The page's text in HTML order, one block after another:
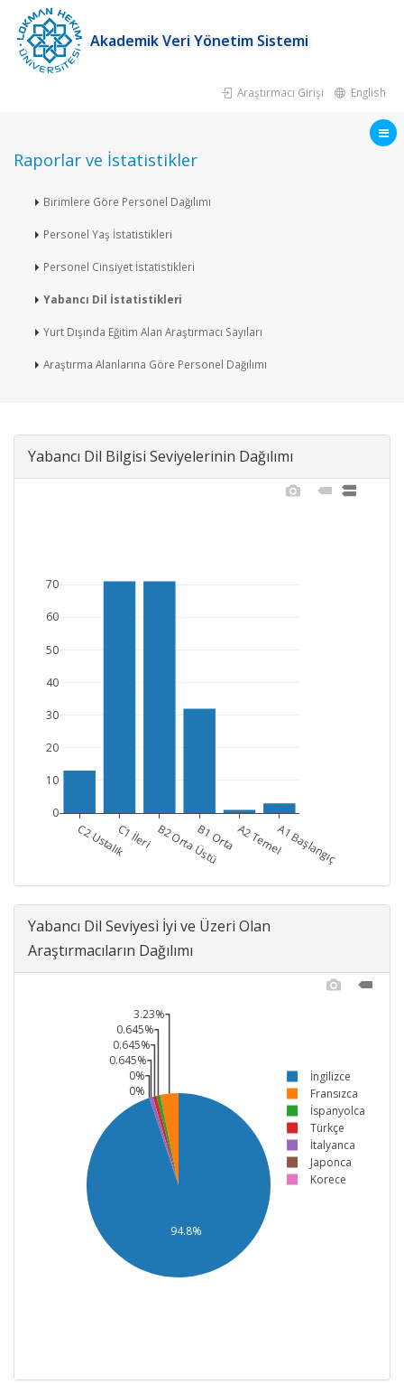
Akademik Veri Yönetim Sistemi
Araştırmacı Girişi English
Raporlar ve İstatistikler
Birimlere Göre Personel Dağılımı
Personel Yaş İstatistikleri
Personel Cinsiyet İstatistikleri
Yabancı Dil İstatistikleri
Yurt Dışında Eğitim Alan Araştırmacı Sayıları
Araştırma Alanlarına Göre Personel Dağılımı
Yabancı Dil Bilgisi Seviyelerinin Dağılımı
C2 UstalıkC1 İleri B2 Orta Üstü
B1 OrtaA2 TemelA1 Başlangıç
0
10
20
30
40
50
60
70
Yabancı Dil Seviyesi İyi ve Üzeri Olan
Araştırmacıların Dağılımı
94.8%
3.23%
0.645%
0.645%
0.645%
0%
0%
İngilizce
Fransızca
İspanyolca
Türkçe
İtalyanca
Japonca
Korece